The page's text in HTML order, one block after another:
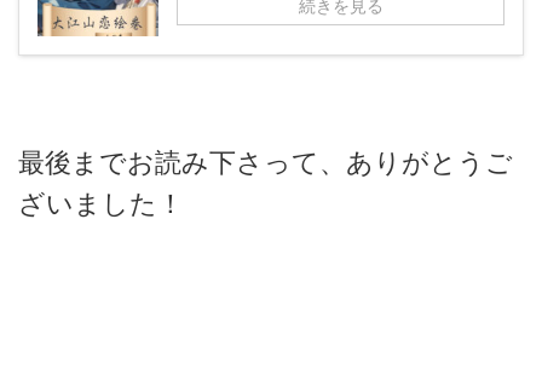
続きを見る
最後までお読み下さって、ありがとうご
ざいました！